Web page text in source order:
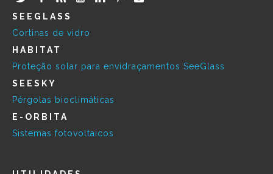
SEEGLASS
Cortinas de vidro
HABITAT
Proteção solar para envidraçamentos SeeGlass
SEESKY
Pérgolas bioclimáticas
E-ORBITA
Sistemas fotovoltaicos